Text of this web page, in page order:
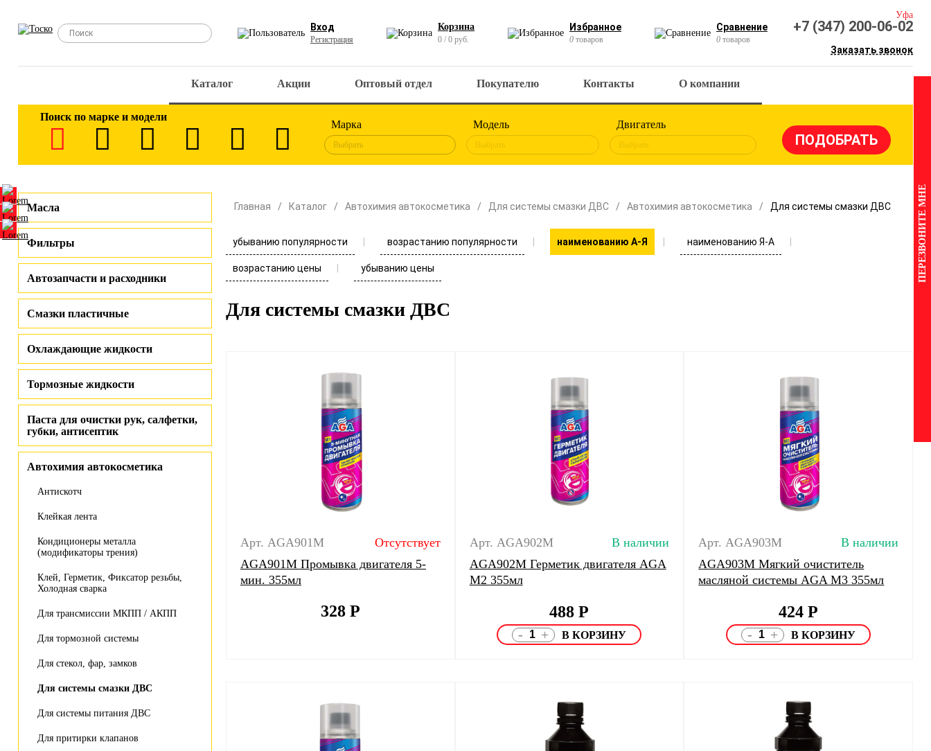
Вход
Регистрация
Корзина
0 / 0 руб.
Избранное
0 товаров
Сравнение
0 товаров
Уфа
+7 (347) 200-06-02
Заказать звонок
Каталог Акции Оптовый отдел Покупателю Контакты О компании
Поиск по марке и модели
Марка
Выбрать
Модель
Выбрать
Двигатель
Выбрать
Масла
Фильтры
Автозапчасти и расходники
Смазки пластичные
Охлаждающие жидкости
Тормозные жидкости
Паста для очистки рук, салфетки,
губки, антисептик
Автохимия автокосметика
Антискотч
Клейкая лента
Кондиционеры металла
(модификаторы трения)
Клей, Герметик, Фиксатор резьбы,
Холодная сварка
Для трансмиссии МКПП / АКПП
Для тормозной системы
Для стекол, фар, замков
Для системы смазки ДВС
Для системы питания ДВС
Для притирки клапанов
Главная Каталог Автохимия автокосметика Для системы смазки ДВС Автохимия автокосметика Для системы смазки ДВС
убыванию популярности возрастанию популярности наименованию А-Я наименованию Я-А
возрастанию цены убыванию цены
Для системы смазки ДВС
Арт. AGA901M
Отсутствует
AGA901M Промывка двигателя 5-
мин. 355мл
328 Р
Арт. AGA902M
В наличии
AGA902M Герметик двигателя AGA
M2 355мл
488Р
- +
Арт. AGA903M
В наличии
AGA903M Мягкий очиститель
масляной системы AGA M3 355мл
424Р
- +
ПЕРЕЗВОНИТЕ МНЕ